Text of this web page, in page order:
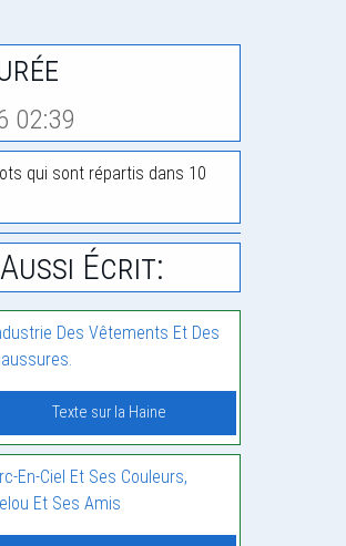
02:39
qui sont répartis dans 10
Écrit:
Des Vêtements Et Des
Texte sur la Haine
En-Ciel Et Ses Couleurs,
Et Ses Amis